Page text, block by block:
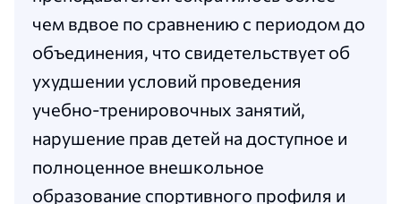
чем вдвое по сравнению с периодом до
объединения, что свидетельствует об
ухудшении условий проведения
учебно-тренировочных занятий,
нарушение прав детей на доступное и
полноценное внешкольное
образование спортивного профиля и